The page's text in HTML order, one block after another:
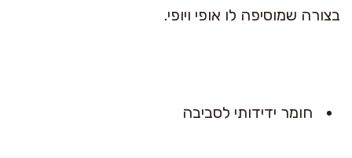
בצורה שמוסיפה לו אופי ויופי.
חומר ידידותי לסביבה